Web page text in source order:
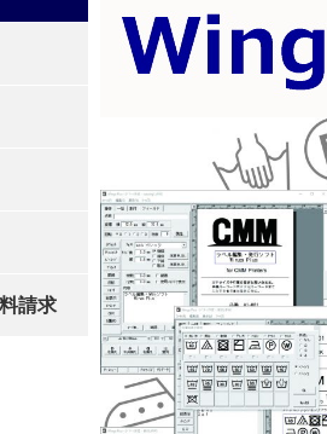
請求